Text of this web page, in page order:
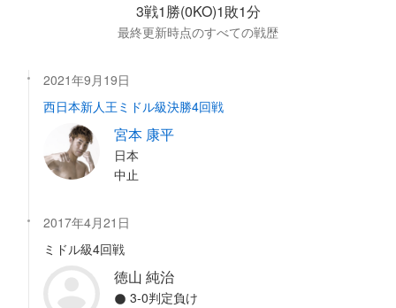
3戦1勝(0KO)1敗1分
最終更新時点のすべての戦歴
2021年9月19日
西日本新人王ミドル級決勝4回戦
宮本 康平
日本
中止
2017年4月21日
ミドル級4回戦
徳山 純治
3-0判定負け